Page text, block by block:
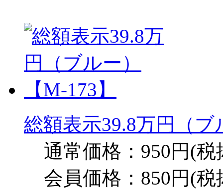
総額表示39.8万円（ブ
通常価格：950円(税
会員価格：850円(税